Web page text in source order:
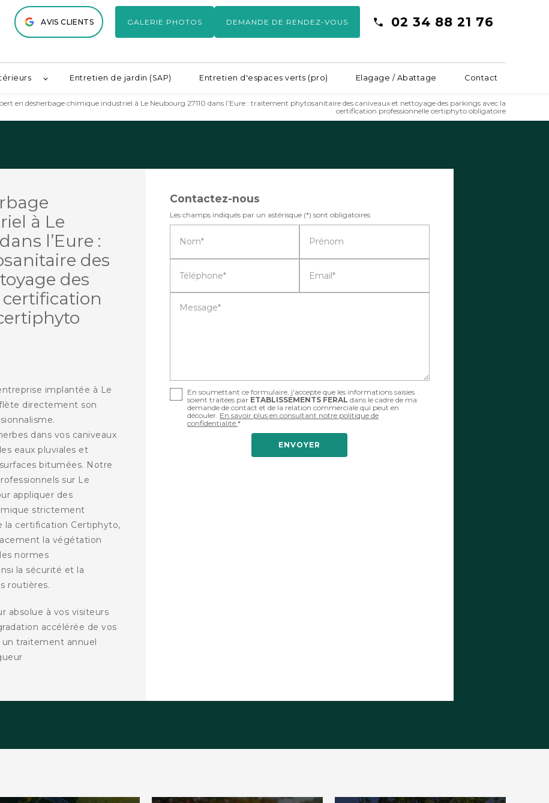
AVIS CLIENTS GALERIE PHOTOS DEMANDE DE RENDEZ-VOUS 02 34 88 21 76
Entretien de jardin (SAP) Entretien d'espaces verts (pro) Elagage / Abattage Contact
en désherbage chimique industriel à Le Neubourg 27110 dans l’Eure : traitement phytosanitaire des caniveaux et nettoyage des parkings avec la
certification professionnelle certiphyto obligatoire
à Le
l’Eure :
des
des
implantée à Le
directement son
dans vos caniveaux
eaux pluviales et
bitumées. Notre
sur Le
appliquer des
strictement
la certification Certiphyto,
la végétation
normes
la sécurité et la
routières.
absolue à vos visiteurs
accélérée de vos
un traitement annuel
Contactez-nous
Les champs indiqués par un astérisque (*) sont obligatoires
Nom* Prénom
Téléphone* Email*
Message*
En soumettant ce formulaire, j'accepte que les informations saisies
soient traitées par ETABLISSEMENTS FERAL dans le cadre de ma
demande de contact et de la relation commerciale qui peut en
découler. En savoir plus en consultant notre politique de
confidentialité.*